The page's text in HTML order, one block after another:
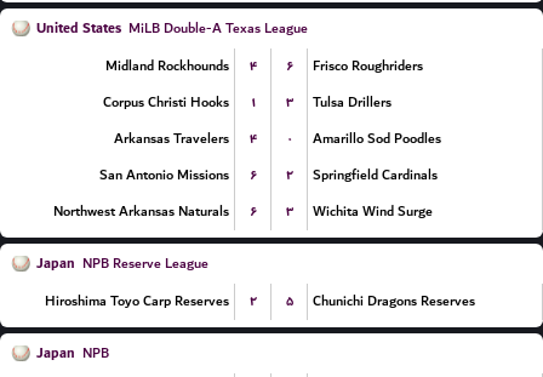
United States MiLB Double-A Texas League
Midland Rockhounds
۴ ۶
Frisco Roughriders
Corpus Christi Hooks
۱ ۳
Tulsa Drillers
Arkansas Travelers
۴ ۰
Amarillo Sod Poodles
San Antonio Missions
۶ ۲
Springfield Cardinals
Northwest Arkansas Naturals
۶ ۳ Wichita Wind Surge
Japan NPB Reserve League
Hiroshima Toyo Carp Reserves
۲ ۵ Chunichi Dragons Reserves
Japan NPB